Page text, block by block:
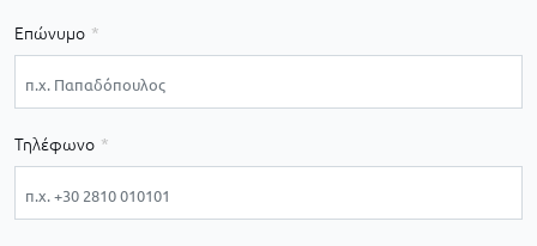
Επώνυμο
Τηλέφωνο